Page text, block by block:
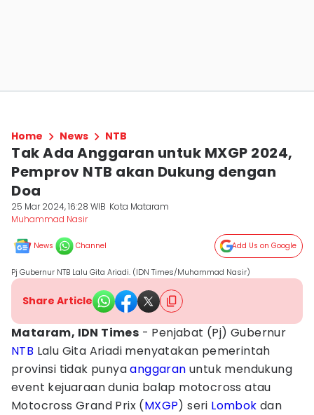
Home News NTB
Tak Ada Anggaran untuk MXGP 2024,
Pemprov NTB akan Dukung dengan
Doa
25 Mar 2024, 16:28 WIB Kota Mataram
Muhammad Nasir
News Channel Add Us on Google
Pj Gubernur NTB Lalu Gita Ariadi. (IDN Times/Muhammad Nasir)
Share Article
Mataram, IDN Times - Penjabat (Pj) Gubernur
NTB Lalu Gita Ariadi menyatakan pemerintah
provinsi tidak punyaanggaran untuk mendukung
event kejuaraan dunia balap motocross atau
Motocross Grand Prix (MXGP) seri Lombok dan